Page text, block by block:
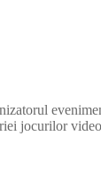
jocurilor